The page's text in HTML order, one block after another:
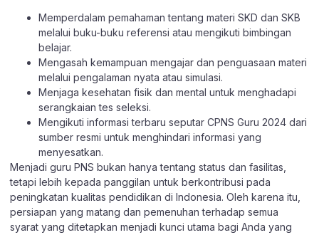
Memperdalam pemahaman tentang materi SKD dan SKB
melalui buku-buku referensi atau mengikuti bimbingan
belajar.
Mengasah kemampuan mengajar dan penguasaan materi
melalui pengalaman nyata atau simulasi.
Menjaga kesehatan fisik dan mental untuk menghadapi
serangkaian tes seleksi.
Mengikuti informasi terbaru seputar CPNS Guru 2024 dari
sumber resmi untuk menghindari informasi yang
menyesatkan.
Menjadi guru PNS bukan hanya tentang status dan fasilitas,
tetapi lebih kepada panggilan untuk berkontribusi pada
peningkatan kualitas pendidikan di Indonesia. Oleh karena itu,
persiapan yang matang dan pemenuhan terhadap semua
syarat yang ditetapkan menjadi kunci utama bagi Anda yang